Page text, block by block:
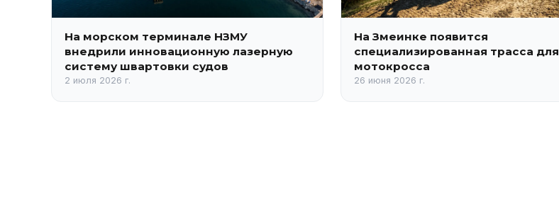
На морском терминале НЗМУ
внедрили инновационную лазерную
систему швартовки судов
2 июля 2026 г.
На Змеинке появится
специализированная трасса для
мотокросса
26 июня 2026 г.